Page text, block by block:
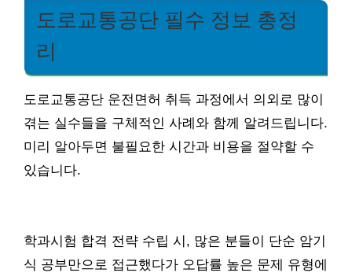
도로교통공단 필수 정보 총정
리
도로교통공단 운전면허 취득 과정에서 의외로 많이
겪는 실수들을 구체적인 사례와 함께 알려드립니다.
미리 알아두면 불필요한 시간과 비용을 절약할 수
있습니다.
학과시험 합격 전략 수립 시, 많은 분들이 단순 암기
식 공부만으로 접근했다가 오답률 높은 문제 유형에